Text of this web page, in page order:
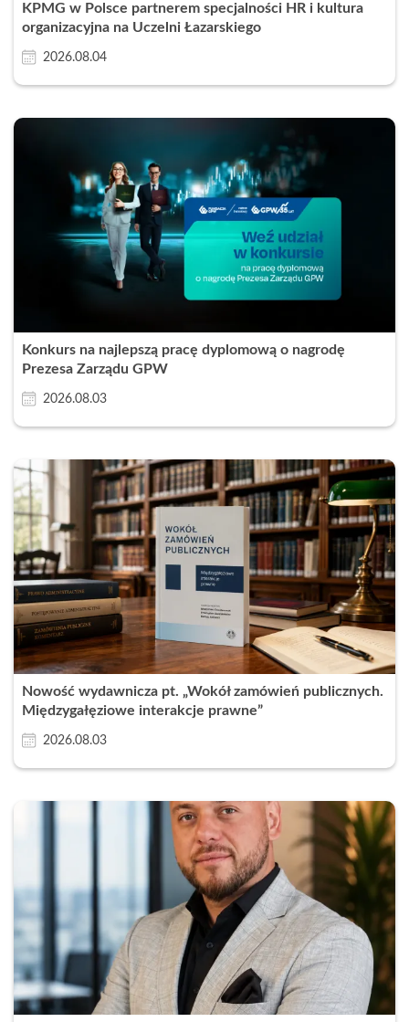
KPMG w Polsce partnerem specjalności HR i kultura
organizacyjna na Uczelni Łazarskiego
2026.08.04
Konkurs na najlepszą pracę dyplomową o nagrodę
Prezesa Zarządu GPW
2026.08.03
Nowość wydawnicza pt. „Wokół zamówień publicznych.
Międzygałęziowe interakcje prawne”
2026.08.03